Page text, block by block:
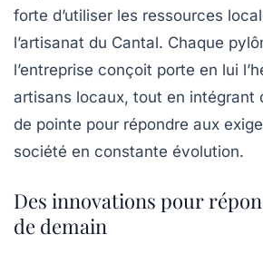
forte d’utiliser les ressources
l’artisanat du Cantal. Chaque
l’entreprise conçoit porte en lui
artisans locaux, tout en intégrant
de pointe pour répondre aux
société en constante évolution.
Des innovations pour
de demain